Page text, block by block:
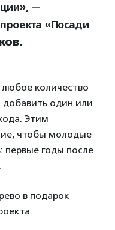
—
«Посади
.
количество
один или
Этим
чтобы молодые
первые годы после
в подарок